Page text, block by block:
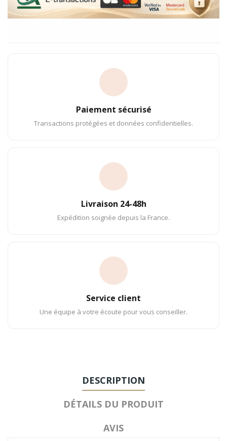
Paiement sécurisé
Transactions protégées et données confidentielles.
Livraison 24-48h
Expédition soignée depuis la France.
Service client
Une équipe à votre écoute pour vous conseiller.
DESCRIPTION
DÉTAILS DU PRODUIT
AVIS